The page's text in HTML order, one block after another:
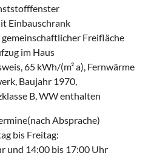
Einbauschrank
Freifläche
im Haus
65 kWh/(m² a), Fernwärme
Baujahr 1970,
B, WW enthalten
Absprache)
bis Freitag:
und 14:00 bis 17:00 Uhr